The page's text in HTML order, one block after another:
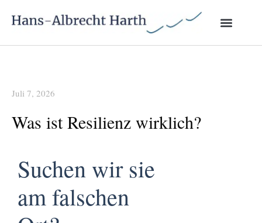
Juli 7, 2026
Was ist Resilienz wirklich?
Suchen wir sie
am falschen